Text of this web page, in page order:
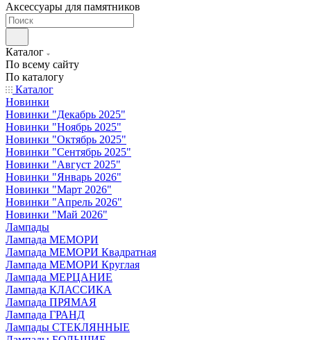
Аксессуары для памятников
Каталог
По всему сайту
По каталогу
Каталог
Новинки
Новинки "Декабрь 2025"
Новинки "Ноябрь 2025"
Новинки "Октябрь 2025"
Новинки "Сентябрь 2025"
Новинки "Август 2025"
Новинки "Январь 2026"
Новинки "Март 2026"
Новинки "Апрель 2026"
Новинки "Май 2026"
Лампады
Лампада МЕМОРИ
Лампада МЕМОРИ Квадратная
Лампада МЕМОРИ Круглая
Лампада МЕРЦАНИЕ
Лампада КЛАССИКА
Лампада ПРЯМАЯ
Лампада ГРАНД
Лампады СТЕКЛЯННЫЕ